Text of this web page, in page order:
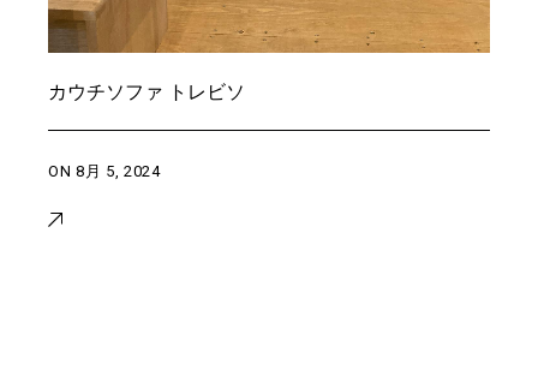
カウチソファ トレビソ
ON8月 5, 2024